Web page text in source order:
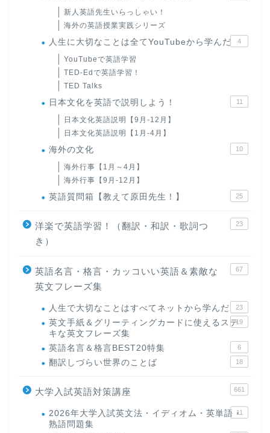
新人英語先生いらっしゃい！
海外の英語授業実践シリーズ
人生に大切なことは全てYouTubeから学んだ 4
YouTubeで英語学習
TED-Edで英語学習！
TED Talks
日本文化を英語で説明しよう！ 11
日本文化英語説明【9月-12月】
日本文化英語説明【1月-4月】
海外の文化 10
海外行事【1月～4月】
海外行事【9月-12月】
英語質問箱【教えて原田先生！】 25
洋楽で英語学習！（翻訳・和訳・歌詞つ
き）
23
英語名言・格言・カッコいい英語＆素敵な
英文フレーズ集
67
人生で大切なことはすべてネットから学んだ 23
英文手紙＆グリーティングカードに使えるステ
キな英文フレーズ集
19
英語名言＆格言BEST20特集 6
翻訳しづらい世界のことば 18
大学入試英語対策講座 661
2026年大学入試英文法・イディオム・英単語・
熟語問題集
11